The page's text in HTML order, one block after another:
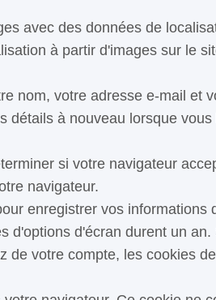
avec des données de
à partir d'images sur le
nom, votre adresse e-mail et
détails à nouveau lorsque
si votre navigateur
navigateur.
enregistrer vos informations
d'options d'écran durent un
de votre compte, les cookies